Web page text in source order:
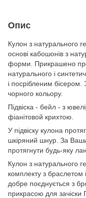
Опис
Кулон з натурального
основі кабошонів з
форми. Прикрашено
натурального і
і посрібленим бісером.
чорного кольору.
Підвіска - бейл - з
фіанітовой крихтою.
У підвіску кулона
шкіряний шнур. За
протягнути будь-яку
Кулон з натурального
комплекту з
добре поєднується з
прикрасою для зачіски